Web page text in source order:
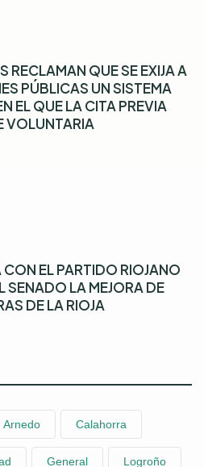
RECLAMAN QUE SE EXIJA A
PÚBLICAS UN SISTEMA
EL QUE LA CITA PREVIA
VOLUNTARIA
EL PARTIDO RIOJANO
SENADO LA MEJORA DE
DE LA RIOJA
Arnedo Calahorra
General Logroño